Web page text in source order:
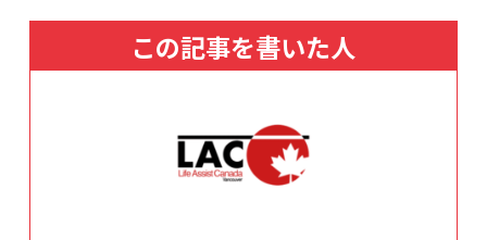
この記事を書いた人